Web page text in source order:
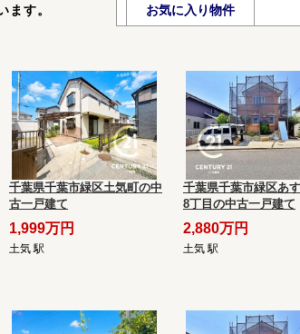
ます。 お気に入り物件
千葉県千葉市緑区土気町の中
古一戸建て
1,999万円
土気 駅
千葉県千葉市緑区あ
8丁目の中古一戸建て
2,880万円
土気 駅